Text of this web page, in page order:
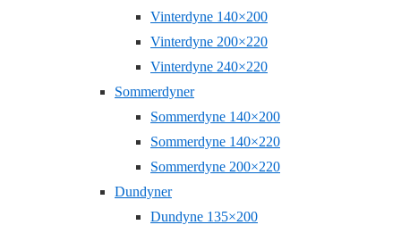
Vinterdyne 140×200
Vinterdyne 200×220
Vinterdyne 240×220
Sommerdyner
Sommerdyne 140×200
Sommerdyne 140×220
Sommerdyne 200×220
Dundyner
Dundyne 135×200